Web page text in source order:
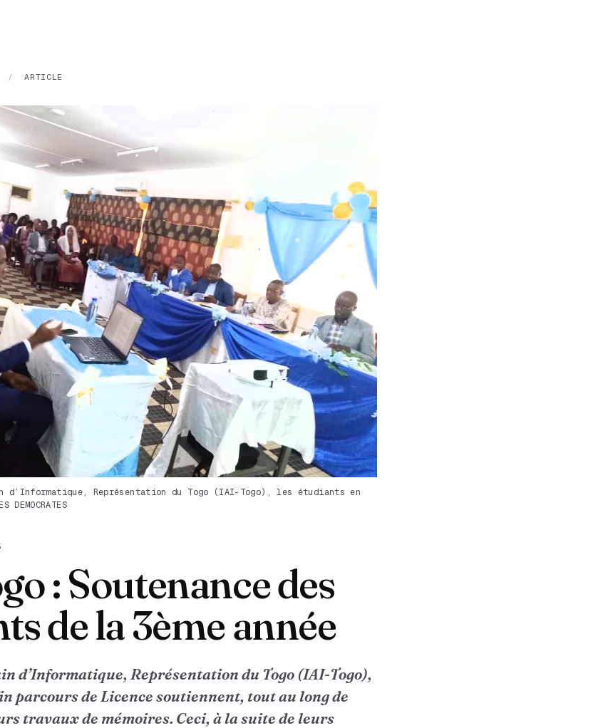
/ ARTICLE
Représentation du Togo (IAI-Togo), les étudiants en
: Soutenance des
de la 3ème année
d’Informatique, Représentation du Togo (IAI-Togo),
parcours de Licence soutiennent, tout au long de
travaux de mémoires. Ceci, à la suite de leurs